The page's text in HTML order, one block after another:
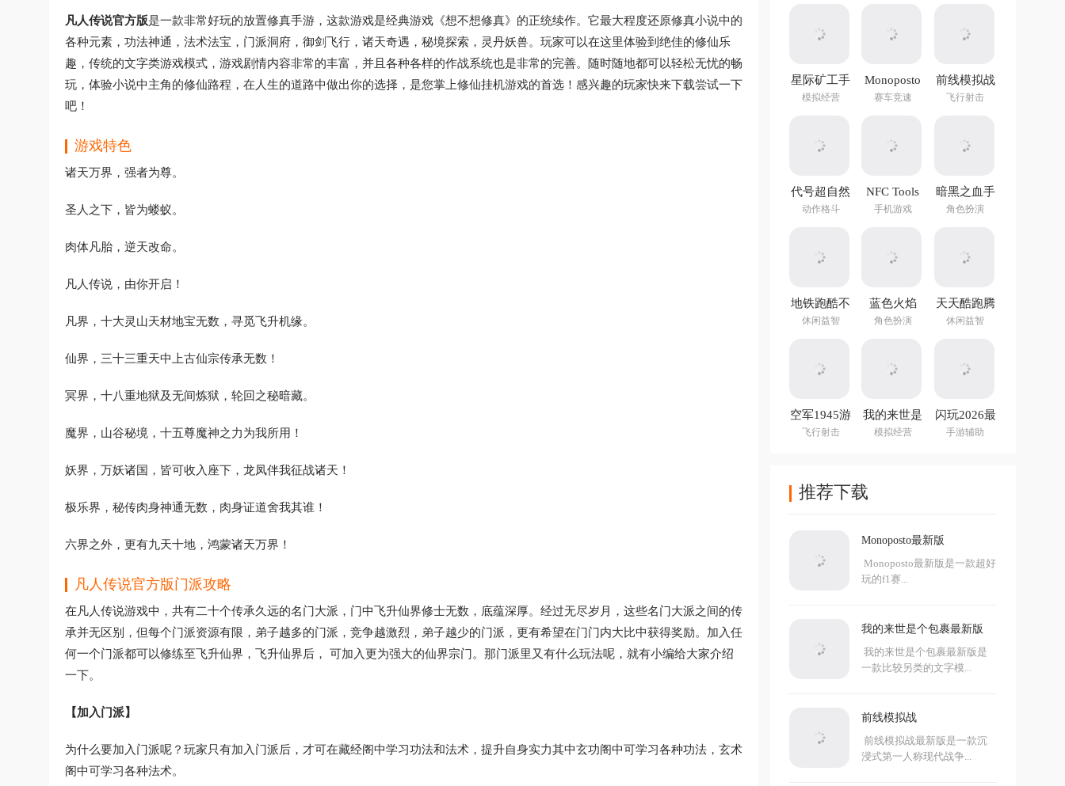
凡人传说官方版是一款非常好玩的放置修真手游，这款游戏是经典游戏《想不想修真》的正统续作。它最大程度还原修真小说中的
各种元素，功法神通，法术法宝，门派洞府，御剑飞行，诸天奇遇，秘境探索，灵丹妖兽。玩家可以在这里体验到绝佳的修仙乐
趣，传统的文字类游戏模式，游戏剧情内容非常的丰富，并且各种各样的作战系统也是非常的完善。随时随地都可以轻松无忧的畅
玩，体验小说中主角的修仙路程，在人生的道路中做出你的选择，是您掌上修仙挂机游戏的首选！感兴趣的玩家快来下载尝试一下
吧！
游戏特色
诸天万界，强者为尊。
圣人之下，皆为蝼蚁。
肉体凡胎，逆天改命。
凡人传说，由你开启！
凡界，十大灵山天材地宝无数，寻觅飞升机缘。
仙界，三十三重天中上古仙宗传承无数！
冥界，十八重地狱及无间炼狱，轮回之秘暗藏。
魔界，山谷秘境，十五尊魔神之力为我所用！
妖界，万妖诸国，皆可收入座下，龙凤伴我征战诸天！
极乐界，秘传肉身神通无数，肉身证道舍我其谁！
六界之外，更有九天十地，鸿蒙诸天万界！
凡人传说官方版门派攻略
在凡人传说游戏中，共有二十个传承久远的名门大派，门中飞升仙界修士无数，底蕴深厚。经过无尽岁月，这些名门大派之间的传
承并无区别，但每个门派资源有限，弟子越多的门派，竞争越激烈，弟子越少的门派，更有希望在门门内大比中获得奖励。加入任
何一个门派都可以修练至飞升仙界，飞升仙界后， 可加入更为强大的仙界宗门。那门派里又有什么玩法呢，就有小编给大家介绍
一下。
【加入门派】
为什么要加入门派呢？玩家只有加入门派后，才可在藏经阁中学习功法和法术，提升自身实力其中玄功阁中可学习各种功法，玄术
阁中可学习各种法术。
星际矿工手
游
模拟经营
Monoposto
最新版
赛车竞速
前线模拟战
飞行射击
代号超自然
手游官方版
动作格斗
NFC Tools
PRO官方正
手机游戏
暗黑之血手
游
角色扮演
地铁跑酷不
用实名认证
休闲益智
蓝色火焰
(Blue Fire)
角色扮演
天天酷跑腾
讯游戏
休闲益智
空军1945游
戏手机版
飞行射击
我的来世是
个包裹最新
模拟经营
闪玩2026最
新版本
手游辅助
推荐下载
Monoposto最新版
Monoposto最新版是一款超好
玩的f1赛...
我的来世是个包裹最新版
我的来世是个包裹最新版是
一款比较另类的文字模...
前线模拟战
前线模拟战最新版是一款沉
浸式第一人称现代战争...